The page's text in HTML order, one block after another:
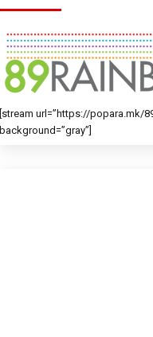
[stream url=”https://popara.mk/
background=”gray”]